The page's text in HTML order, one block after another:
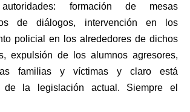
formación de mesas
de diálogos, intervención en los
policial en los alrededores de dichos
expulsión de los alumnos agresores,
familias y víctimas y claro está
de la legislación actual. Siempre el